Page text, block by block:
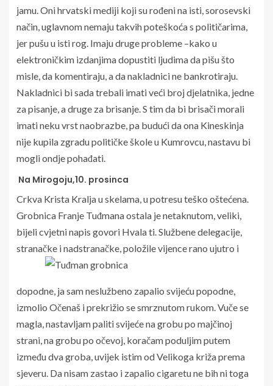
jamu. Oni hrvatski mediji koji su rođeni na isti, sorosevski
način, uglavnom nemaju takvih poteškoća s političarima,
jer pušu u isti rog. Imaju druge probleme –kako u
elektroničkim izdanjima dopustiti ljudima da pišu što
misle, da komentiraju, a da nakladnici ne bankrotiraju.
Nakladnici bi sada trebali imati veći broj djelatnika, jedne
za pisanje, a druge za brisanje. S tim da bi brisači morali
imati neku vrst naobrazbe, pa budući da ona Kineskinja
nije kupila zgradu političke škole u Kumrovcu, nastavu bi
mogli ondje pohađati.
Na Mirogoju,10. prosinca
Crkva Krista Kralja u skelama, u potresu teško oštećena.
Grobnica Franje Tuđmana ostala je netaknutom, veliki,
bijeli cvjetni napis govori Hvala ti. Službene delegacije,
stranačke i nadstranačke, položile vijence rano ujutro i
dopodne, ja sam neslužbeno zapalio svijeću popodne,
izmolio Očenaš i prekrižio se smrznutom rukom. Vuče se
magla, nastavljam paliti svijeće na grobu po majčinoj
strani, na grobu po očevoj, koračam poduljim putem
između dva groba, uvijek istim od Velikoga križa prema
sjeveru. Da nisam zastao i zapalio cigaretu ne bih ni toga